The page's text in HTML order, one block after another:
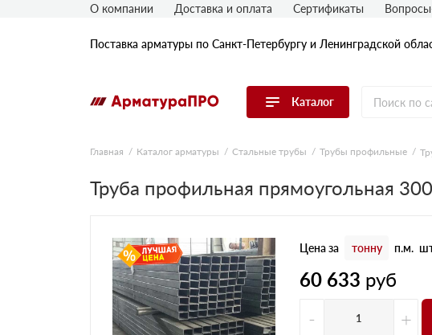
Поставка арматуры по Санкт-Петербургу и Ленинградской
Каталог
Перейти в каталог
Арматура
Катанка
Комплектующие к арматуре
О компании Доставка и оплата Сертификаты
Главная Каталог арматуры Стальные трубы Трубы профильные
Труба профильная прямоугольная
Цена за тонну п.м.
60 633 руб
- +